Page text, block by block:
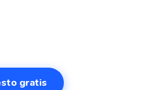
gratis